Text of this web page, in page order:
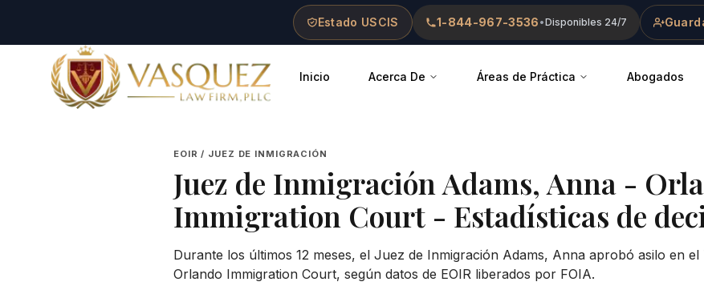
Estado USCIS 1-844-967-3536 •Disponibles 24/7
Vasquez Law Firm - Home
Inicio Acerca De Áreas de Práctica Abogados
EOIR / JUEZ DE INMIGRACIÓN
Juez de Inmigración Adams, Anna -
Immigration Court - Estadísticas de
Durante los últimos 12 meses, el Juez de Inmigración Adams, Anna aprobó asilo en
Orlando Immigration Court, según datos de EOIR liberados por FOIA.